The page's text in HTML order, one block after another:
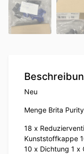
Neu
Menge Brita
18 x
Kunststoffkappe
10 x Dichtung 1 x